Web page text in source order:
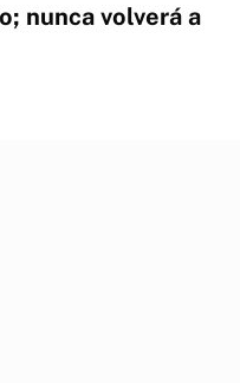
nunca volverá a